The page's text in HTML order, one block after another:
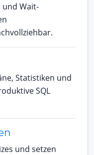
und Wait-
Statistiken und
SQL
und setzen